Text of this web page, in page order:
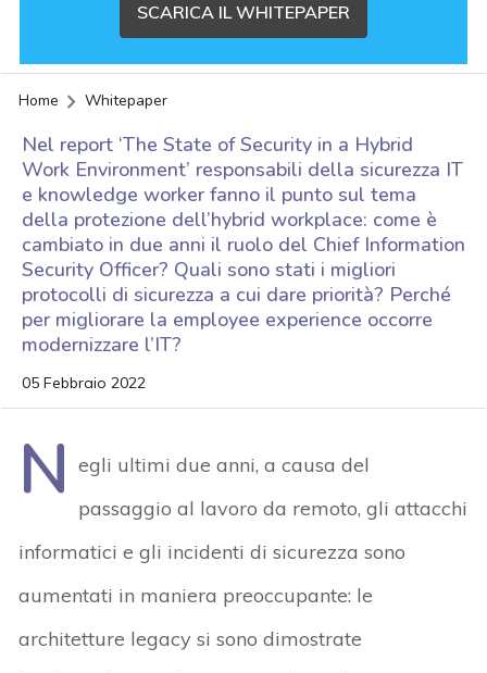
SCARICA IL WHITEPAPER
Home Whitepaper
Nel report ‘The State of Security in a Hybrid
Work Environment’ responsabili della sicurezza IT
e knowledge worker fanno il punto sul tema
della protezione dell’hybrid workplace: come è
cambiato in due anni il ruolo del Chief Information
Security Officer? Quali sono stati i migliori
protocolli di sicurezza a cui dare priorità? Perché
per migliorare la employee experience occorre
modernizzare l’IT?
05 Febbraio 2022
N egli ultimi due anni, a causa del
passaggio al lavoro da remoto, gli attacchi
informatici e gli incidenti di sicurezza sono
aumentati in maniera preoccupante: le
architetture legacy si sono dimostrate